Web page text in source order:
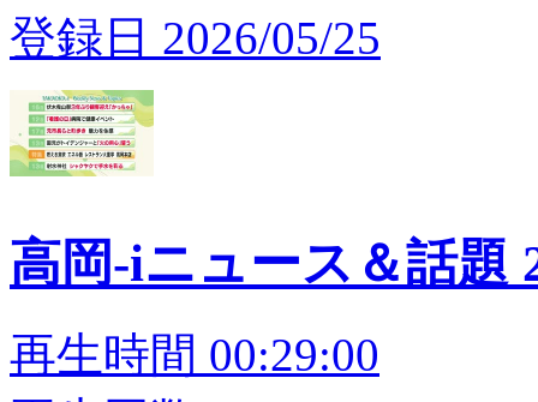
登録日 2026/05/25
高岡-iニュース＆話題
再生時間 00:29:00